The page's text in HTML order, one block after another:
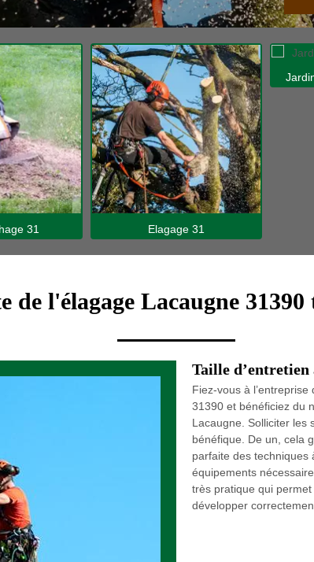
31 Elagage 31
de l'élagage Lacaugne
Taille d’entretien
Fiez-vous à
31390 et bénéficiez du
Lacaugne. Solliciter les
bénéfique. De un, cela
parfaite des techniques
équipements
très pratique qui permet
développer